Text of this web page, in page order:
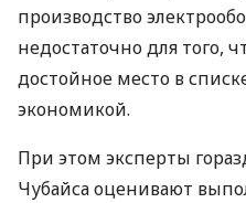
производство
недостаточно для того,
достойное место в
экономикой.
При этом эксперты
Чубайса оценивают